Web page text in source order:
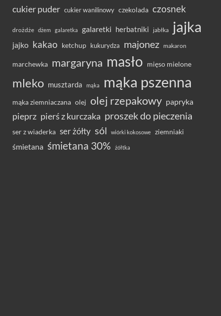
cukier puder cukier wanilinowy czekolada czosnek
drożdże dżem galaretka galaretki herbatniki jabłka jajka
jajko kakao ketchup kukurydza majonez makaron
marchewka margaryna masło mięso mielone
mleko musztarda mąka mąka pszenna
mąka ziemniaczana olej olej rzepakowy papryka
pieprz pierś z kurczaka proszek do pieczenia
ser z wiaderka ser żółty sól wiórki kokosowe ziemniaki
śmietana śmietana 30% żółtka